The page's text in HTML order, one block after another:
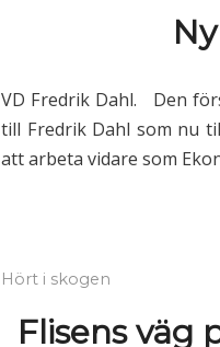
VD Fredrik Dahl. Den
till Fredrik Dahl som nu
att arbeta vidare som
Hört i skogen
Flisens väg